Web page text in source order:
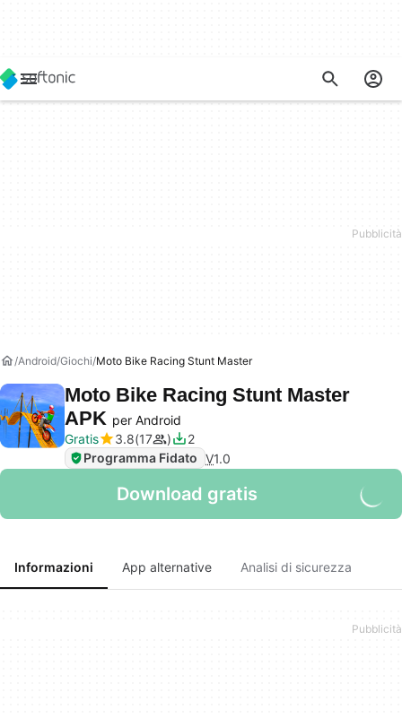
Android Giochi Moto Bike Racing Stunt Master
Moto Bike Racing Stunt Master
APK per Android
Gratis
3.8 17
2
Programma Fidato V1.0
Download gratis
Informazioni App alternative Analisi di sicurezza